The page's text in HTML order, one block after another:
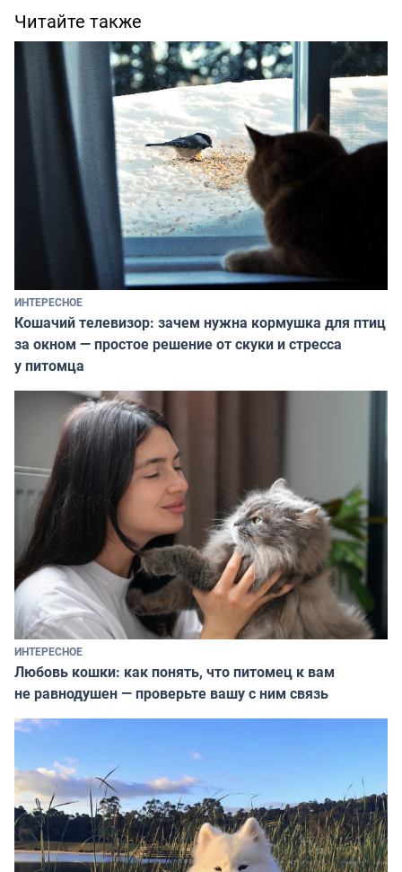
Читайте также
ИНТЕРЕСНОЕ
Кошачий телевизор: зачем нужна кормушка для птиц
за окном — простое решение от скуки и стресса
у питомца
ИНТЕРЕСНОЕ
Любовь кошки: как понять, что питомец к вам
не равнодушен — проверьте вашу с ним связь